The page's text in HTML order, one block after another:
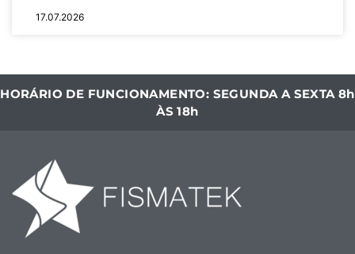
17.07.2026
HORÁRIO DE FUNCIONAMENTO: SEGUNDA A SEXTA 8h
ÀS 18h